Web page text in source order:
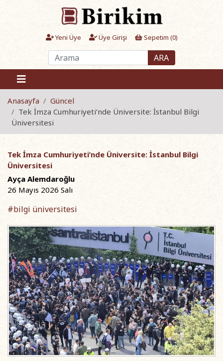
Yeni Üye Üye Girişi Sepetim (0)
ARA
Anasayfa
Güncel
Tek İmza Cumhuriyeti’nde Üniversite: İstanbul Bilgi
Üniversitesi
Tek İmza Cumhuriyeti’nde Üniversite: İstanbul Bilgi
Üniversitesi
Ayça Alemdaroğlu
26 Mayıs 2026 Salı
#bilgi üniversitesi